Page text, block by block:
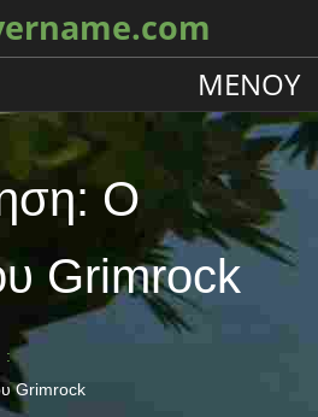
ΜΕΝΟΎ
Ο
Grimrock
Grimrock